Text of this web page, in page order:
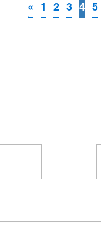
« 1 2 3 4 5